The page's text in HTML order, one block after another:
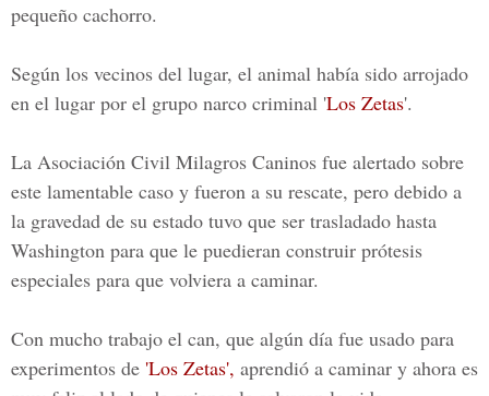
pequeño cachorro.
Según los vecinos del lugar, el animal había sido arrojado
en el lugar por el grupo narco criminal 'Los Zetas'.
La Asociación Civil Milagros Caninos fue alertado sobre
este lamentable caso y fueron a su rescate, pero debido a
la gravedad de su estado tuvo que ser trasladado hasta
Washington para que le puedieran construir prótesis
especiales para que volviera a caminar.
Con mucho trabajo el can, que algún día fue usado para
experimentos de 'Los Zetas', aprendió a caminar y ahora es